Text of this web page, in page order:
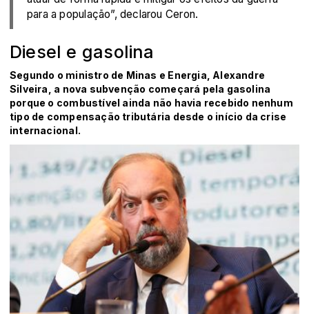
para a população”, declarou Ceron.
Diesel e gasolina
Segundo o ministro de Minas e Energia, Alexandre
Silveira, a nova subvenção começará pela gasolina
porque o combustível ainda não havia recebido nenhum
tipo de compensação tributária desde o início da crise
internacional.